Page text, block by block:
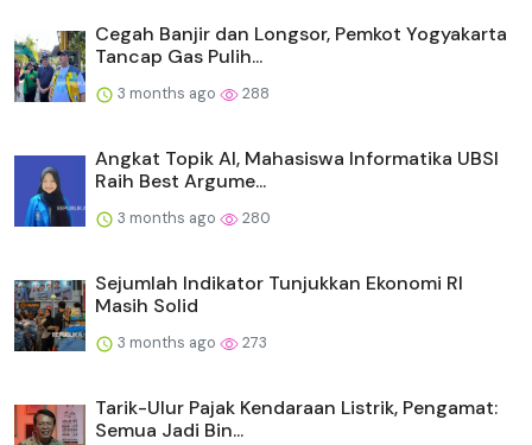
Cegah Banjir dan Longsor, Pemkot Yogyakarta
Tancap Gas Pulih...
3 months ago 288
Angkat Topik AI, Mahasiswa Informatika UBSI
Raih Best Argume...
3 months ago 280
Sejumlah Indikator Tunjukkan Ekonomi RI
Masih Solid
3 months ago 273
Tarik-Ulur Pajak Kendaraan Listrik, Pengamat:
Semua Jadi Bin...